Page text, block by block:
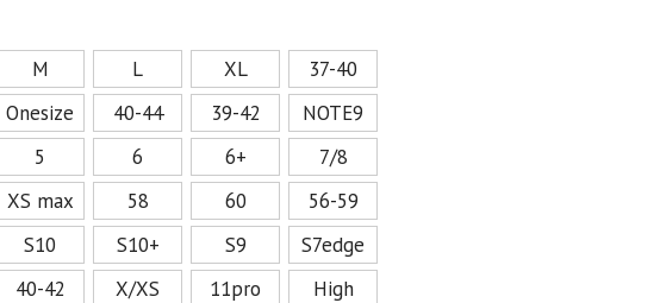
M L XL
37-40
Onesize 40-44 39-42
NOTE9
5 6 6+
7/8
XS max 58 60
56-59
S10 S10+ S9
S7edge
40-42 X/XS 11pro
High